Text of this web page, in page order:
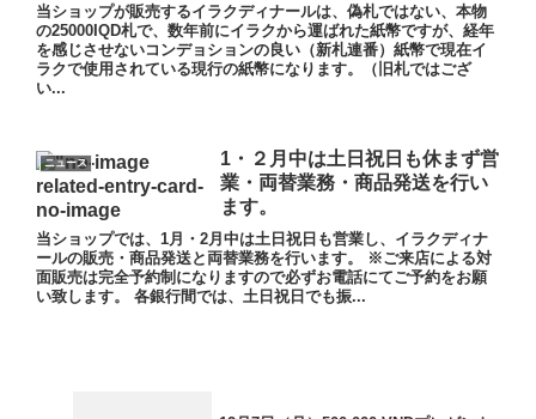
当ショップが販売するイラクディナールは、偽札ではない、本物
の25000IQD札で、数年前にイラクから運ばれた紙幣ですが、経年
を感じさせないコンデョションの良い（新札連番）紙幣で現在イ
ラクで使用されている現行の紙幣になります。（旧札ではござ
い...
ニュース
1・２月中は土日祝日も休まず営
業・両替業務・商品発送を行い
ます。
当ショップでは、1月・2月中は土日祝日も営業し、イラクディナ
ールの販売・商品発送と両替業務を行います。 ※ご来店による対
面販売は完全予約制になりますので必ずお電話にてご予約をお願
い致します。 各銀行間では、土日祝日でも振...